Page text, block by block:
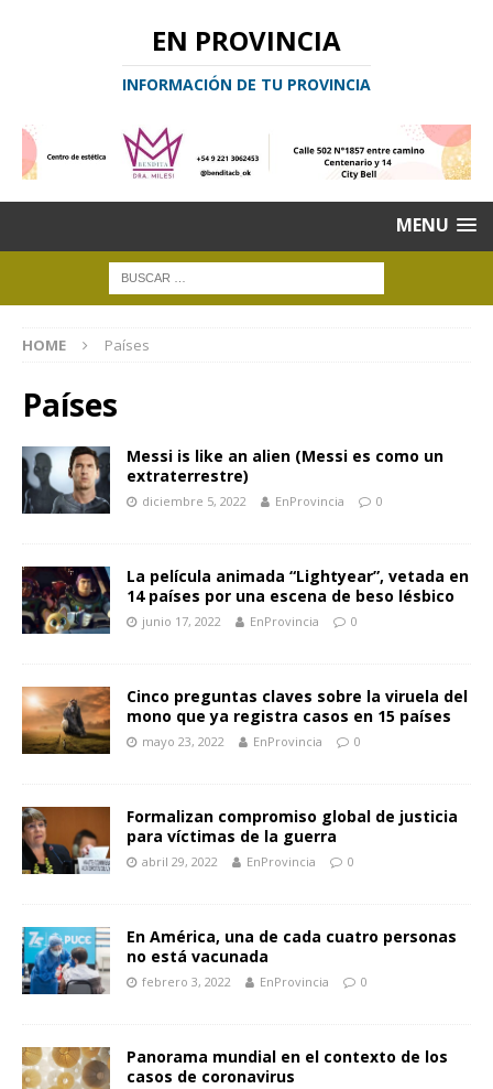
EN PROVINCIA
INFORMACIÓN DE TU PROVINCIA
MENU
HOME Países
Países
Messi is like an alien (Messi es como un
extraterrestre)
diciembre 5, 2022 EnProvincia 0
La película animada “Lightyear”, vetada en
14 países por una escena de beso lésbico
junio 17, 2022 EnProvincia 0
Cinco preguntas claves sobre la viruela del
mono que ya registra casos en 15 países
mayo 23, 2022 EnProvincia 0
Formalizan compromiso global de justicia
para víctimas de la guerra
abril 29, 2022 EnProvincia 0
En América, una de cada cuatro personas
no está vacunada
febrero 3, 2022 EnProvincia 0
Panorama mundial en el contexto de los
casos de coronavirus